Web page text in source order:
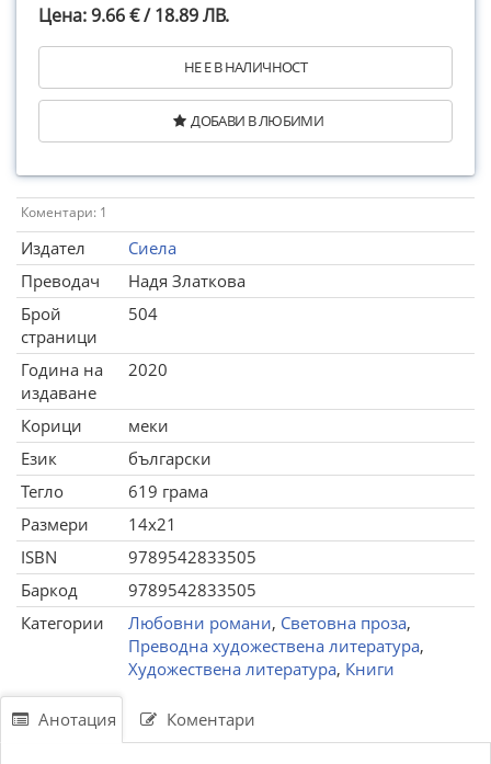
Цена: 9.66 € / 18.89 ЛВ.
НЕ Е В НАЛИЧНОСТ
ДОБАВИ В ЛЮБИМИ
Коментари: 1
Издател
Сиела
Преводач
Надя Златкова
Брой
страници
504
Година на
издаване
2020
Корици
меки
Език
български
Тегло
619 грама
Размери
14x21
ISBN
9789542833505
Баркод
9789542833505
Категории
Любовни романи, Световна проза,
Преводна художествена литература,
Художествена литература, Книги
Анотация Коментари